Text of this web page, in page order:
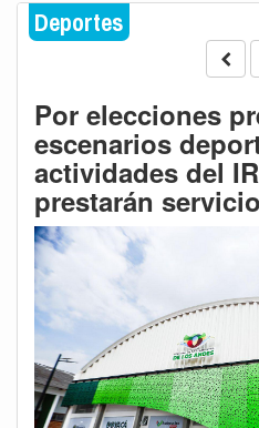
Deportes
Por elecciones
escenarios
actividades del
prestarán servicio